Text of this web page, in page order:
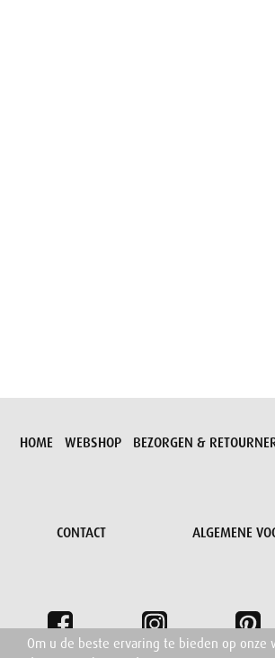
HOME WEBSHOP BEZORGEN &
CONTACT ALGEMENE
Om u de beste ervaring te bieden op onze